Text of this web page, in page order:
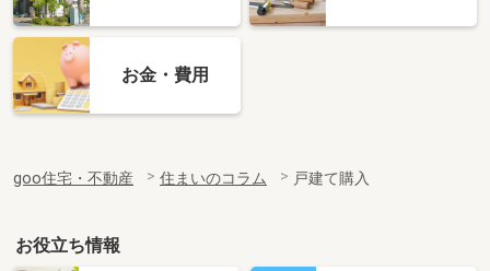
お金・費用
goo住宅・不動産 住まいのコラム 戸建て購入
お役立ち情報